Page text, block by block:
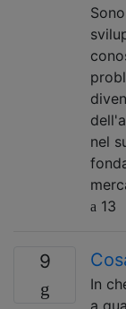
nel
13
9
In
a